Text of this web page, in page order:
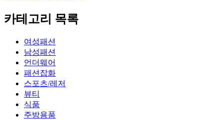
카테고리 목록
여성패션
남성패션
언더웨어
패션잡화
스포츠/레저
뷰티
식품
주방용품